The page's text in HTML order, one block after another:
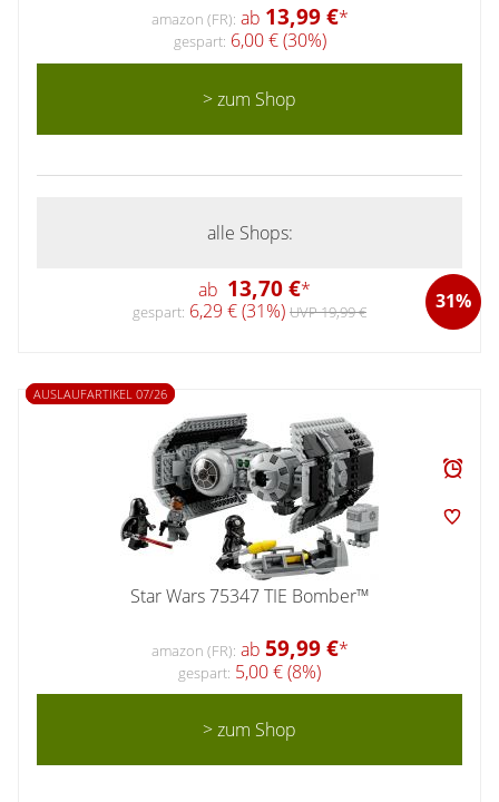
amazon (FR): ab 13,99 €*
gespart: 6,00 € (30%)
> zum Shop
alle Shops:
ab 13,70 €* 31%
gespart: 6,29 € (31%) UVP 19,99 €
AUSLAUFARTIKEL 07/26
Star Wars 75347 TIE Bomber™
amazon (FR): ab 59,99 €*
gespart: 5,00 € (8%)
> zum Shop